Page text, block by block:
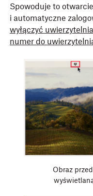
Spowoduje to
i automatyczne
wyłączyć
numer do
Obraz